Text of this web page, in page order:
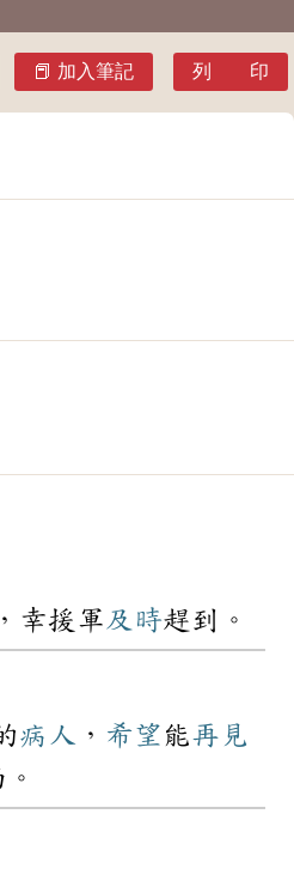
加入筆記 列 印
幸援軍及時趕到。
病人 ， 希望 能再見